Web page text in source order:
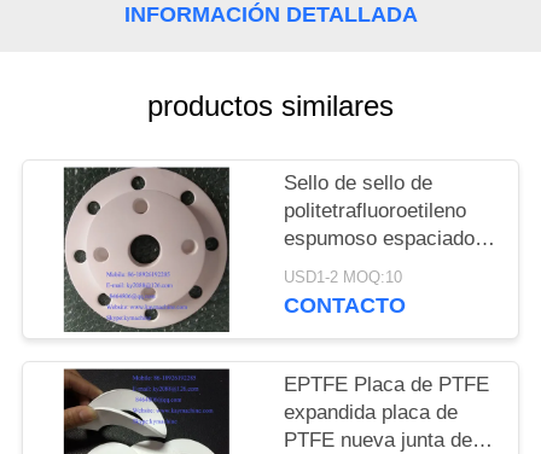
PRIVACY
POLICY
INFORMACIÓN DETALLADA
productos similares
Sello de sello de
politetrafluoroetileno
espumoso espaciador
de anillos de sello de
politetrafluoroetileno
politetrafluoroetileno
espumoso SEAL Y
GASKETS China
USD1-2 MOQ:10
CONTACTO
EPTFE Placa de PTFE
expandida placa de
PTFE nueva junta de